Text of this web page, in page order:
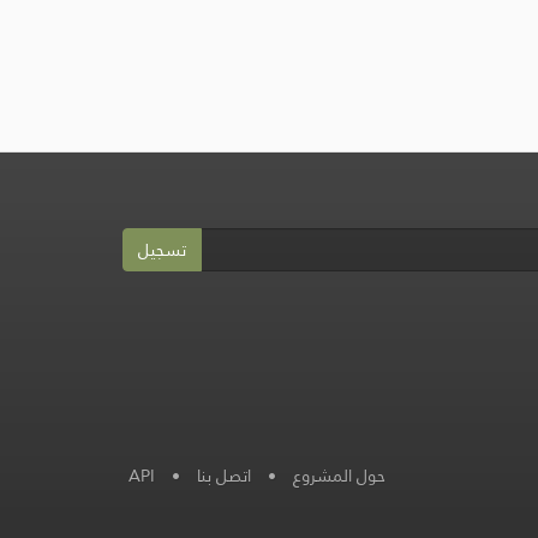
تسجيل
حول المشروع • اتصل بنا •
API